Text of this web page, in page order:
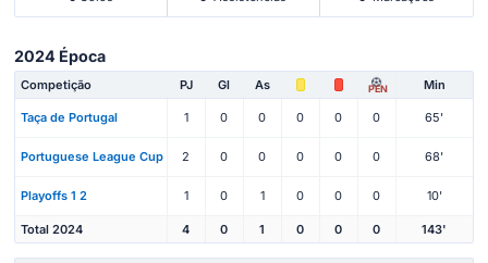
2024 Época
Competição PJ Gl As PEN Min
Taça de Portugal 1 0 0 0 0 0 65'
Portuguese League Cup 2 0 0 0 0 0 68'
Playoffs 1 2 1 0 1 0 0 0 10'
Total 2024 4 0 1 0 0 0 143'